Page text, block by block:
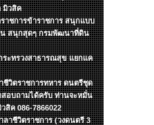
มิวสิค
าชการข้าราชการ สนุกแบบ
น สนุกสุดๆ กรมพัฒนาที่ดิน
ระทรวงสาธารณสุข แยกแค
วิตราชการทหาร ดนตรีชุด
สอบถามได้ครับ ท่านจะหมั่น
สิค 086-7866022
าชีวิตราชการ (วงดนตรี 3